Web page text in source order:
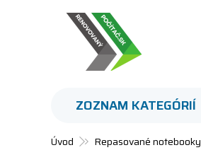
Úvod Repasované notebooky
ZOZNAM KATEGÓRIÍ